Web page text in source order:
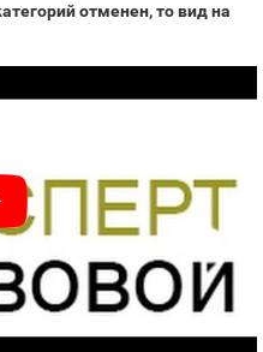
отменен, то вид на